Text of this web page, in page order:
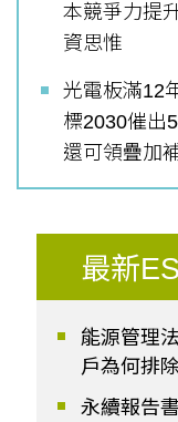
本競爭力提
資思惟
光電板滿12
標2030催出
還可領疊加
最新
能源管理
戶為何排
永續報告